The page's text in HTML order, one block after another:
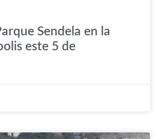
Sendela en la
este 5 de